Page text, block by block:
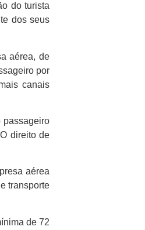
do turista
dos seus
aérea, de
por
canais
passageiro
direito de
aérea
transporte
de 72